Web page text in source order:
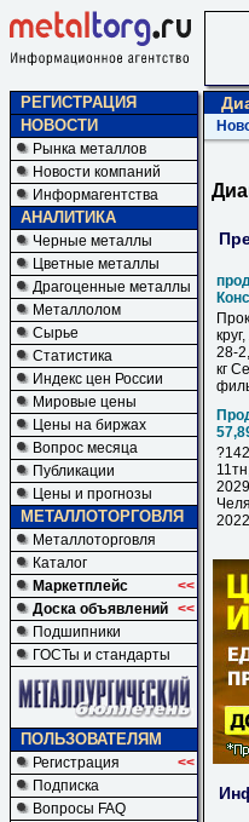
РЕГИСТРАЦИЯ
НОВОСТИ
Рынка металлов
Новости компаний
Информагентства
АНАЛИТИКА
Черные металлы
Цветные металлы
Драгоценные металлы
Металлолом
Сырье
Статистика
Индекс цен России
Мировые цены
Цены на биржах
Вопрос месяца
Публикации
Цены и прогнозы
МЕТАЛЛОТОРГОВЛЯ
Металлоторговля
Каталог
Маркетплейс
<<
Доска объявлений <<
Подшипники
ГОСТы и стандарты
ПОЛЬЗОВАТЕЛЯМ
Регистрация
<<
Подписка
Вопросы FAQ
28-
кг